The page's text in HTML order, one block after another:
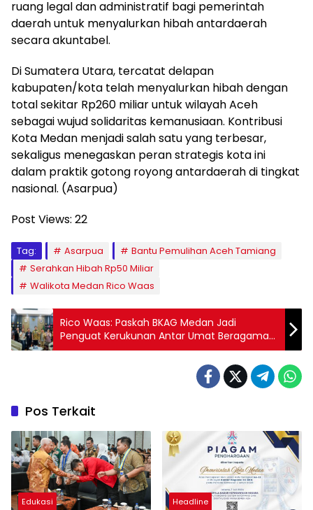
ruang legal dan administratif bagi pemerintah
daerah untuk menyalurkan hibah antardaerah
secara akuntabel.
Di Sumatera Utara, tercatat delapan
kabupaten/kota telah menyalurkan hibah dengan
total sekitar Rp260 miliar untuk wilayah Aceh
sebagai wujud solidaritas kemanusiaan. Kontribusi
Kota Medan menjadi salah satu yang terbesar,
sekaligus menegaskan peran strategis kota ini
dalam praktik gotong royong antardaerah di tingkat
nasional. (Asarpua)
Post Views: 22
Tag: Asarpua
Bantu Pemulihan Aceh Tamiang
Serahkan Hibah Rp50 Miliar
Walikota Medan Rico Waas
Rico Waas: Paskah BKAG Medan Jadi
Penguat Kerukunan Antar Umat Beragama
di Medan
Pos Terkait
Edukasi Headline